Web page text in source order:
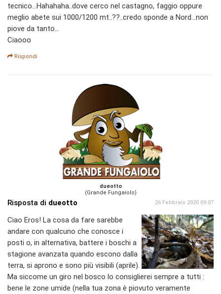
tecnico...Hahahaha..dove cerco nel castagno, faggio oppure
meglio abete sui 1000/1200 mt..??..credo sponde a Nord...non
piove da tanto...
Ciaooo
Rispondi
dueotto
(Grande Fungaiolo)
Risposta di dueotto 26 Febbraio 2020 09:07
Ciao Eros! La cosa da fare sarebbe
andare con qualcuno che conosce i
posti o, in alternativa, battere i boschi a
stagione avanzata quando escono dalla
terra, si aprono e sono più visibili (aprile).
Ma siccome un giro nel bosco lo consiglierei sempre a tutti :
bene le zone umide (nella tua zona è piovuto veramente